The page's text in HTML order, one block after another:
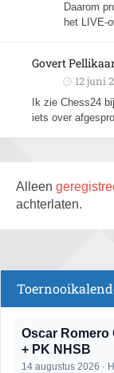
Daarom
het LIVE-
Govert
12 juni
Ik zie Chess24
iets over
Alleen
achterlaten.
Oscar Romero
+ PK NHSB
14 augustus 2026 ·